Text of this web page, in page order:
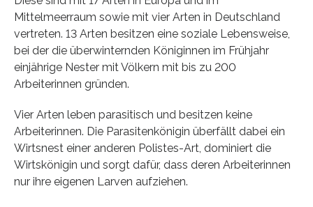
Mittelmeerraum sowie mit vier Arten in Deutschland
vertreten. 13 Arten besitzen eine soziale Lebensweise,
bei der die überwinternden Königinnen im Frühjahr
einjährige Nester mit Völkern mit bis zu 200
Arbeiterinnen gründen.
Vier Arten leben parasitisch und besitzen keine
Arbeiterinnen. Die Parasitenkönigin überfällt dabei ein
Wirtsnest einer anderen Polistes-Art, dominiert die
Wirtskönigin und sorgt dafür, dass deren Arbeiterinnen
nur ihre eigenen Larven aufziehen.